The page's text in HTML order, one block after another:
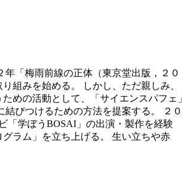
「梅雨前線の正体（東京堂出版，２０
組みを始める。 しかし、ただ親しみ、
めの活動として、「サイエンスパフェ」
びつけるための方法を提案する。 ２０
「学ぼうBOSAI」の出演・製作を経験
ラム」を立ち上げる。 生い立ちや赤